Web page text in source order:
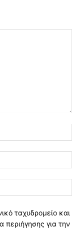
ταχυδρομείο και
περιήγησης για την